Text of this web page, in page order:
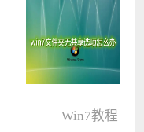
Win7教程